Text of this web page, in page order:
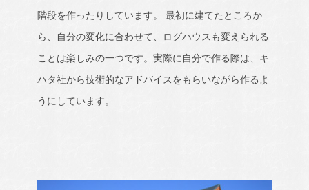
階段を作ったりしています。 最初に建てたところか
ら、自分の変化に合わせて、ログハウスも変えられる
ことは楽しみの一つです。実際に自分で作る際は、キ
ハタ社から技術的なアドバイスをもらいながら作るよ
うにしています。